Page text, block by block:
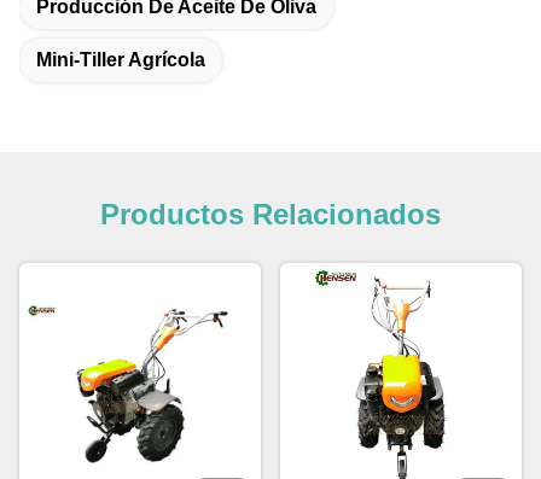
Producción De Aceite De Oliva
Mini-Tiller Agrícola
Productos Relacionados